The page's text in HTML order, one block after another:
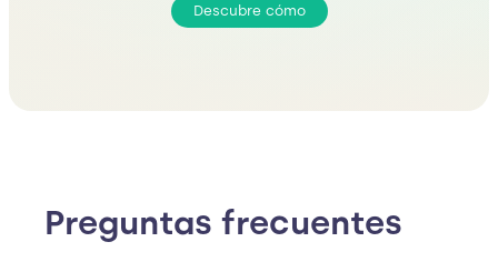
Descubre cómo
Preguntas frecuentes